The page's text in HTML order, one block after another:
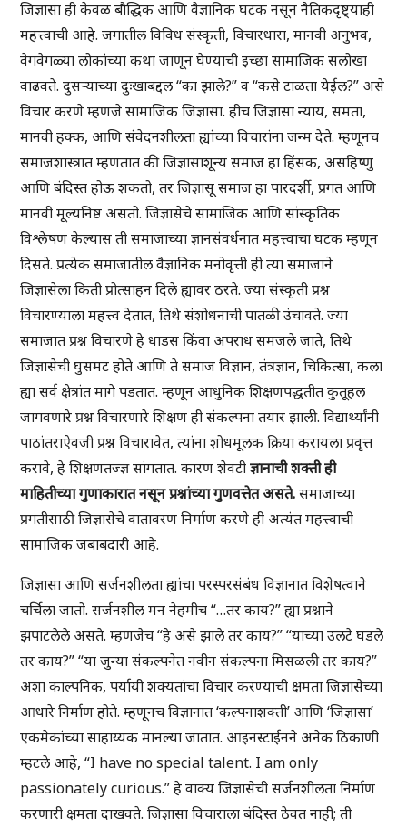
जिज्ञासा ही केवळ बौद्धिक आणि वैज्ञानिक घटक नसून नैतिकदृष्ट्याही
महत्त्वाची आहे. जगातील विविध संस्कृती, विचारधारा, मानवी अनुभव,
वेगवेगळ्या लोकांच्या कथा जाणून घेण्याची इच्छा सामाजिक सलोखा
वाढवते. दुसऱ्याच्या दुःखाबद्दल “का झाले?” व “कसे टाळता येईल?” असे
विचार करणे म्हणजे सामाजिक जिज्ञासा. हीच जिज्ञासा न्याय, समता,
मानवी हक्क, आणि संवेदनशीलता ह्यांच्या विचारांना जन्म देते. म्हणूनच
समाजशास्त्रात म्हणतात की जिज्ञासाशून्य समाज हा हिंसक, असहिष्णु
आणि बंदिस्त होऊ शकतो, तर जिज्ञासू समाज हा पारदर्शी, प्रगत आणि
मानवी मूल्यनिष्ठ असतो. जिज्ञासेचे सामाजिक आणि सांस्कृतिक
विश्लेषण केल्यास ती समाजाच्या ज्ञानसंवर्धनात महत्त्वाचा घटक म्हणून
दिसते. प्रत्येक समाजातील वैज्ञानिक मनोवृत्ती ही त्या समाजाने
जिज्ञासेला किती प्रोत्साहन दिले ह्यावर ठरते. ज्या संस्कृती प्रश्न
विचारण्याला महत्त्व देतात, तिथे संशोधनाची पातळी उंचावते. ज्या
समाजात प्रश्न विचारणे हे धाडस किंवा अपराध समजले जाते, तिथे
जिज्ञासेची घुसमट होते आणि ते समाज विज्ञान, तंत्रज्ञान, चिकित्सा, कला
ह्या सर्व क्षेत्रांत मागे पडतात. म्हणून आधुनिक शिक्षणपद्धतीत कुतूहल
जागवणारे प्रश्न विचारणारे शिक्षण ही संकल्पना तयार झाली. विद्यार्थ्यांनी
पाठांतराऐवजी प्रश्न विचारावेत, त्यांना शोधमूलक क्रिया करायला प्रवृत्त
करावे, हे शिक्षणतज्ज्ञ सांगतात. कारण शेवटीज्ञानाची शक्ती ही
माहितीच्या गुणाकारात नसून प्रश्नांच्या गुणवत्तेत असते.समाजाच्या
प्रगतीसाठी जिज्ञासेचे वातावरण निर्माण करणे ही अत्यंत महत्त्वाची
सामाजिक जबाबदारी आहे.
जिज्ञासा आणि सर्जनशीलता ह्यांचा परस्परसंबंध विज्ञानात विशेषत्वाने
चर्चिला जातो. सर्जनशील मन नेहमीच “…तर काय?” ह्या प्रश्नाने
झपाटलेले असते. म्हणजेच “हे असे झाले तर काय?” “याच्या उलटे घडले
तर काय?” “या जुन्या संकल्पनेत नवीन संकल्पना मिसळली तर काय?”
अशा काल्पनिक, पर्यायी शक्यतांचा विचार करण्याची क्षमता जिज्ञासेच्या
आधारे निर्माण होते. म्हणूनच विज्ञानात ‘कल्पनाशक्ती’ आणि ‘जिज्ञासा’
एकमेकांच्या साहाय्यक मानल्या जातात. आइनस्टाईनने अनेक ठिकाणी
म्हटले आहे, “I have no special talent. I am only
passionately curious.” हे वाक्य जिज्ञासेची सर्जनशीलता निर्माण
करणारी क्षमता दाखवते. जिज्ञासा विचाराला बंदिस्त ठेवत नाही; ती